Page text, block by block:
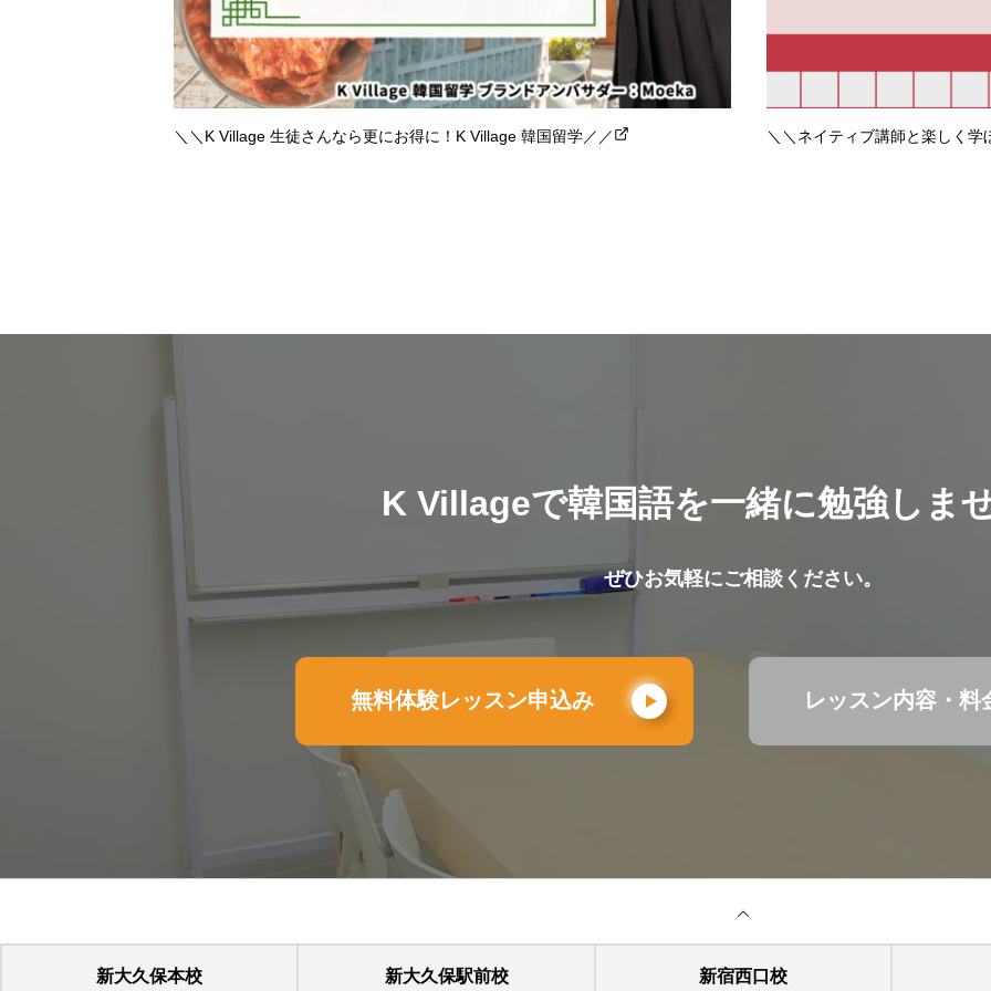
＼＼K Village 生徒さんなら更にお得に！K Village 韓国留学／／ ＼＼ネイティブ講師と楽しく学
K Villageで韓国語を一緒に勉強しま
ぜひお気軽にご相談ください。
無料体験レッスン申込み レッスン内容・料
新大久保本校 新大久保駅前校 新宿西口校